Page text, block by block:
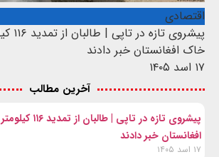
اقتصادی
خاک افغانستان خبر دادند
۱۷ اسد ۱۴۰۵
آخرین مطالب
پیشروی تازه در
افغانستان خبر دادند
۱۷ اسد ۱۴۰۵